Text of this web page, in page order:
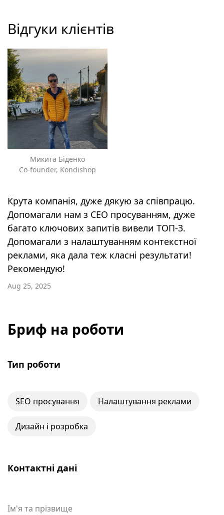
Відгуки клієнтів
Крута компанія, дуже дякую за співпрацю.
Допомагали нам з СЕО просуванням, дуже
багато ключових запитів вивели ТОП-3.
Допомагали з налаштуванням контекстної
реклами, яка дала теж класні результати!
Рекомендую!
Aug 25, 2025
Микита Біденко
Co-founder, Kondishop
Бриф на роботи
Тип роботи
SEO просування Налаштування реклами
Дизайн і розробка
Контактні дані
Ім'я та прізвище